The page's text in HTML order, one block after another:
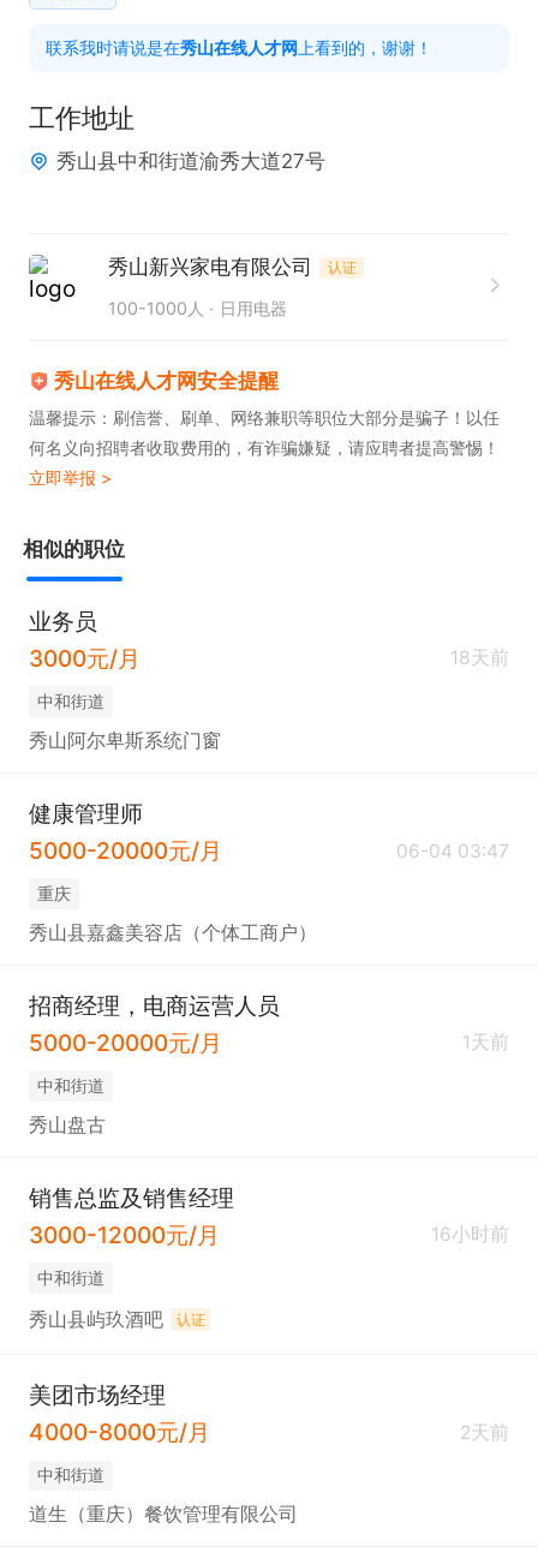
联系我时请说是在秀山在线人才网 上看到的，谢谢！
工作地址
秀山县中和街道渝秀大道27号
秀山新兴家电有限公司 认证
100-1000人 日用电器
秀山在线人才网安全提醒
温馨提示：刷信誉、刷单、网络兼职等职位大部分是骗子！以任
何名义向招聘者收取费用的，有诈骗嫌疑，请应聘者提高警惕！
立即举报 >
相似的职位
业务员
3000元/月
18天前
中和街道
秀山阿尔卑斯系统门窗
健康管理师
5000-20000元/月
06-04 03:47
重庆
秀山县嘉鑫美容店（个体工商户）
招商经理，电商运营人员
5000-20000元/月
1天前
中和街道
秀山盘古
销售总监及销售经理
3000-12000元/月
16小时前
中和街道
秀山县屿玖酒吧 认证
美团市场经理
4000-8000元/月
2天前
中和街道
道生（重庆）餐饮管理有限公司